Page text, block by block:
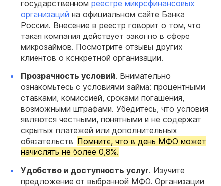
государственном реестре микрофинансовых
организаций на официальном сайте Банка
России. Внесение в реестр говорит о том, что
такая компания действует законно в сфере
микрозаймов. Посмотрите отзывы других
клиентов о конкретной организации.
Прозрачность условий. Внимательно
ознакомьтесь с условиями займа: процентными
ставками, комиссией, сроками погашения,
возможными штрафами. Убедитесь, что условия
являются честными, понятными и не содержат
скрытых платежей или дополнительных
обязательств. Помните, что в день МФО может
начислять не более 0,8%.
Удобство и доступность услуг. Изучите
предложение от выбранной МФО. Организации